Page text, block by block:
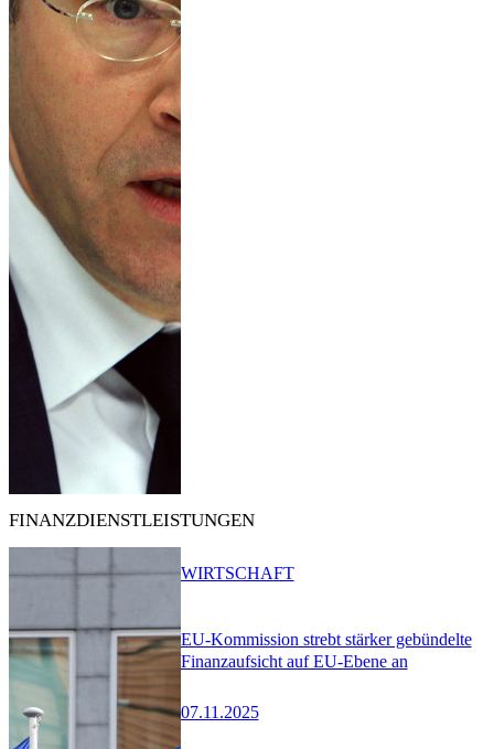
FINANZDIENSTLEISTUNGEN
EU-Kommission strebt stärker gebündelte
Finanzaufsicht auf EU-Ebene an
07.11.2025
WIRTSCHAFT